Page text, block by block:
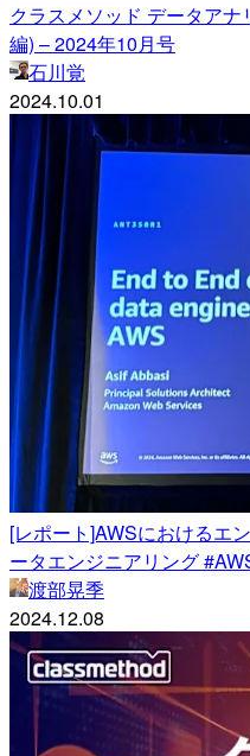
クラスメソッド データア
編) – 2024年10月号
石川覚
2024.10.01
[レポート]AWSにおけるエ
ータエンジニアリング
渡部晃季
2024.12.08